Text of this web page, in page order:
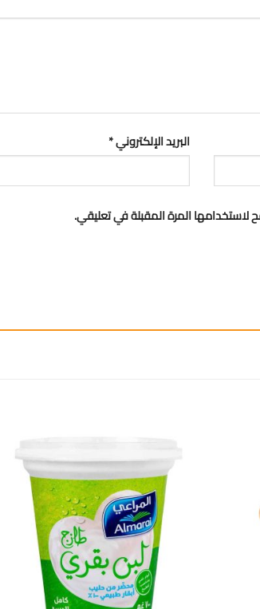
البريد الإلكتروني*
لاستخدامها المرة المقبلة في تعليقي.
إضافة